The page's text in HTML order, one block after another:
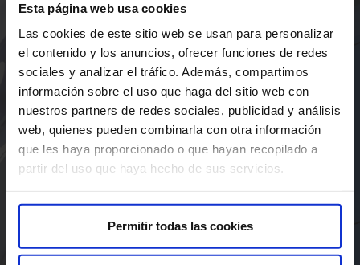
Esta página web usa cookies
Las cookies de este sitio web se usan para personalizar
el contenido y los anuncios, ofrecer funciones de redes
sociales y analizar el tráfico. Además, compartimos
información sobre el uso que haga del sitio web con
nuestros partners de redes sociales, publicidad y análisis
web, quienes pueden combinarla con otra información
que les haya proporcionado o que hayan recopilado a
partir del uso que haya hecho de sus servicios.
Permitir todas las cookies
Pagos
Enviar